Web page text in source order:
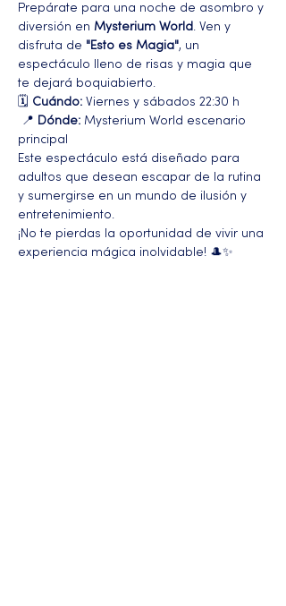
Prepárate para una noche de asombro y
diversión en Mysterium World. Ven y
disfruta de "Esto es Magia", un
espectáculo lleno de risas y magia que
te dejará boquiabierto.
🗓️ Cuándo: Viernes y sábados 22:30 h
📍 Dónde: Mysterium World escenario
principal
Este espectáculo está diseñado para
adultos que desean escapar de la rutina
y sumergirse en un mundo de ilusión y
entretenimiento.
¡No te pierdas la oportunidad de vivir una
experiencia mágica inolvidable! 🎩✨